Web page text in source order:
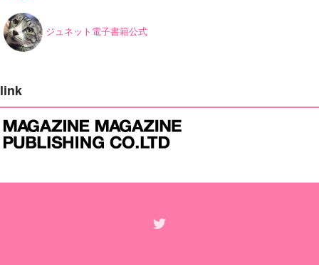
ジュネット電子書籍公式
link